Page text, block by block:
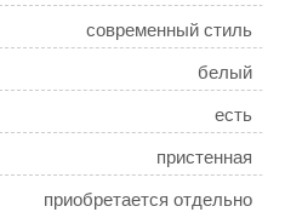
современный стиль
белый
есть
пристенная
приобретается отдельно